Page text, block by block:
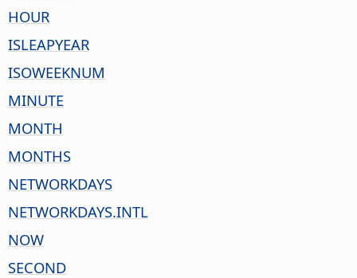
HOUR
ISLEAPYEAR
ISOWEEKNUM
MINUTE
MONTH
MONTHS
NETWORKDAYS
NETWORKDAYS.INTL
NOW
SECOND